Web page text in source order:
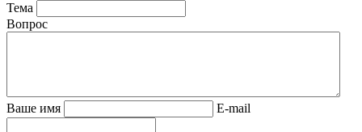
Тема
Вопрос
Ваше имя E-mail